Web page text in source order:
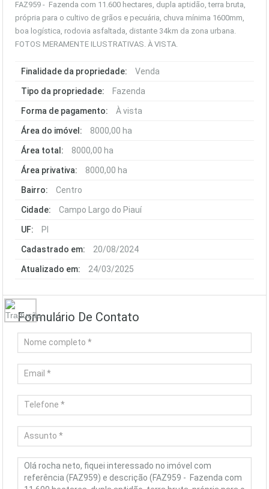
FAZ959 - Fazenda com 11.600 hectares, dupla aptidão, terra bruta,
própria para o cultivo de grãos e pecuária, chuva mínima 1600mm,
boa logística, rodovia asfaltada, distante 34km da zona urbana.
FOTOS MERAMENTE ILUSTRATIVAS. À VISTA.
Finalidade da propriedade: Venda
Tipo da propriedade: Fazenda
Forma de pagamento: À vista
Área do imóvel: 8000,00 ha
Área total: 8000,00 ha
Área privativa: 8000,00 ha
Bairro: Centro
Cidade: Campo Largo do Piauí
UF: PI
Cadastrado em: 20/08/2024
Atualizado em: 24/03/2025
Formulário De Contato